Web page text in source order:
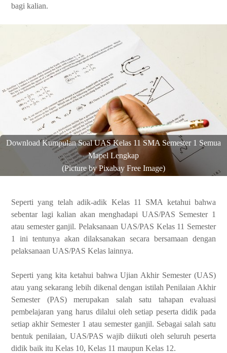
bagi kalian.
Download Kumpulan Soal UAS Kelas 11 SMA Semester 1 Semua
Mapel Lengkap
(Picture by Pixabay Free Image)
Seperti yang telah adik-adik Kelas 11 SMA ketahui bahwa
sebentar lagi kalian akan menghadapi UAS/PAS Semester 1
atau semester ganjil. Pelaksanaan UAS/PAS Kelas 11 Semester
1 ini tentunya akan dilaksanakan secara bersamaan dengan
pelaksanaan UAS/PAS Kelas lainnya.
Seperti yang kita ketahui bahwa Ujian Akhir Semester (UAS)
atau yang sekarang lebih dikenal dengan istilah Penilaian Akhir
Semester (PAS) merupakan salah satu tahapan evaluasi
pembelajaran yang harus dilalui oleh setiap peserta didik pada
setiap akhir Semester 1 atau semester ganjil. Sebagai salah satu
bentuk penilaian, UAS/PAS wajib diikuti oleh seluruh peserta
didik baik itu Kelas 10, Kelas 11 maupun Kelas 12.